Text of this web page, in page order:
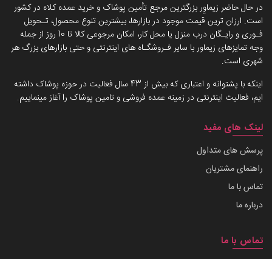
در حال حاضر زیماوِر بزرگترین مرجع تأمین پوشاک و خرید عمده کلاه در کشور
است. ارزان ترین قیمت موجود در بازارها، بیشترین تنوع محصول، تـحویل
فـوری و رایـگان درب منزل یا محل کار، امکان مرجوعی کالا تا 10 روز از جمله
وجه تمایزهای زیماور با سایر فـروشگـاه های اینترنتی و حتی بازارهای بزرگ هر
شهری است.
اینکه با پشتوانه و اعتباری که بیش از 43 سال فعالیت در حوزه پوشاک داشته
ایم، فعالیت اینترنتی در زمینه عمده فروشی و تامین پوشاک را آغاز مینماییم.
لینک های مفید
پرسش های متداول
راهنمای مشتریان
تماس با ما
درباره ما
تماس با ما